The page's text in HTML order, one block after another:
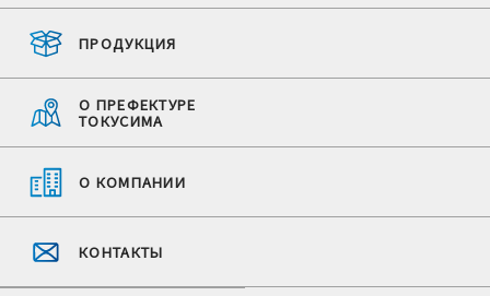
ПРОДУКЦИЯ
О ПРЕФЕКТУРЕ
ТОКУСИМА
О КОМПАНИИ
КОНТАКТЫ